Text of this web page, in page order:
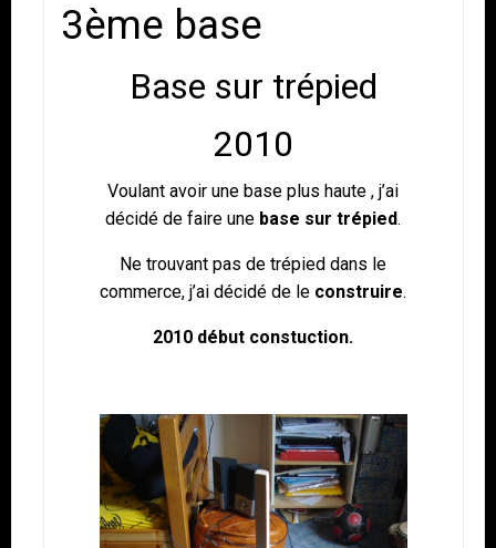
3ème base
Base sur trépied
2010
Voulant avoir une base plus haute , j’ai
décidé de faire une base sur trépied.
Ne trouvant pas de trépied dans le
commerce, j’ai décidé de le construire.
2010 début constuction.